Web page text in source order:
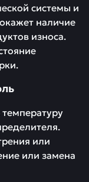
системы и
наличие
износа.
или
или замена